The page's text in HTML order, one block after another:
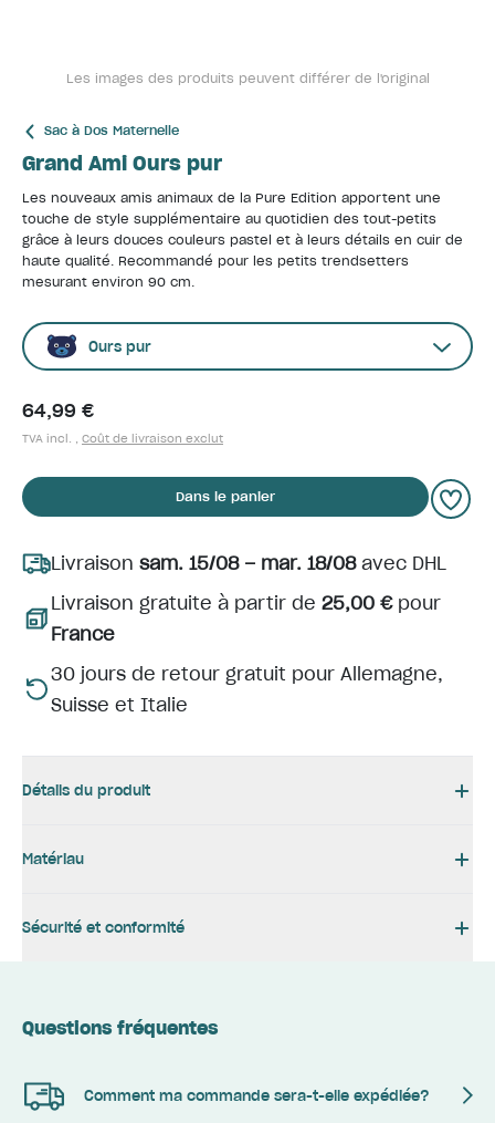
Les images des produits peuvent différer de l'original
Sac à Dos Maternelle
Grand Ami Ours pur
Les nouveaux amis animaux de la Pure Edition apportent une
touche de style supplémentaire au quotidien des tout-petits
grâce à leurs douces couleurs pastel et à leurs détails en cuir de
haute qualité. Recommandé pour les petits trendsetters
mesurant environ 90 cm.
Ours pur
64,99 €
TVA incl. , Coût de livraison exclut
Dans le panier
Livraison sam. 15/08 – mar. 18/08avec DHL
Livraison gratuite à partir de 25,00 €pour
France
30 jours de retour gratuit pour Allemagne,
Suisse et Italie
Détails du produit
Matériau
Sécurité et conformité
Questions fréquentes
Comment ma commande sera-t-elle expédiée?